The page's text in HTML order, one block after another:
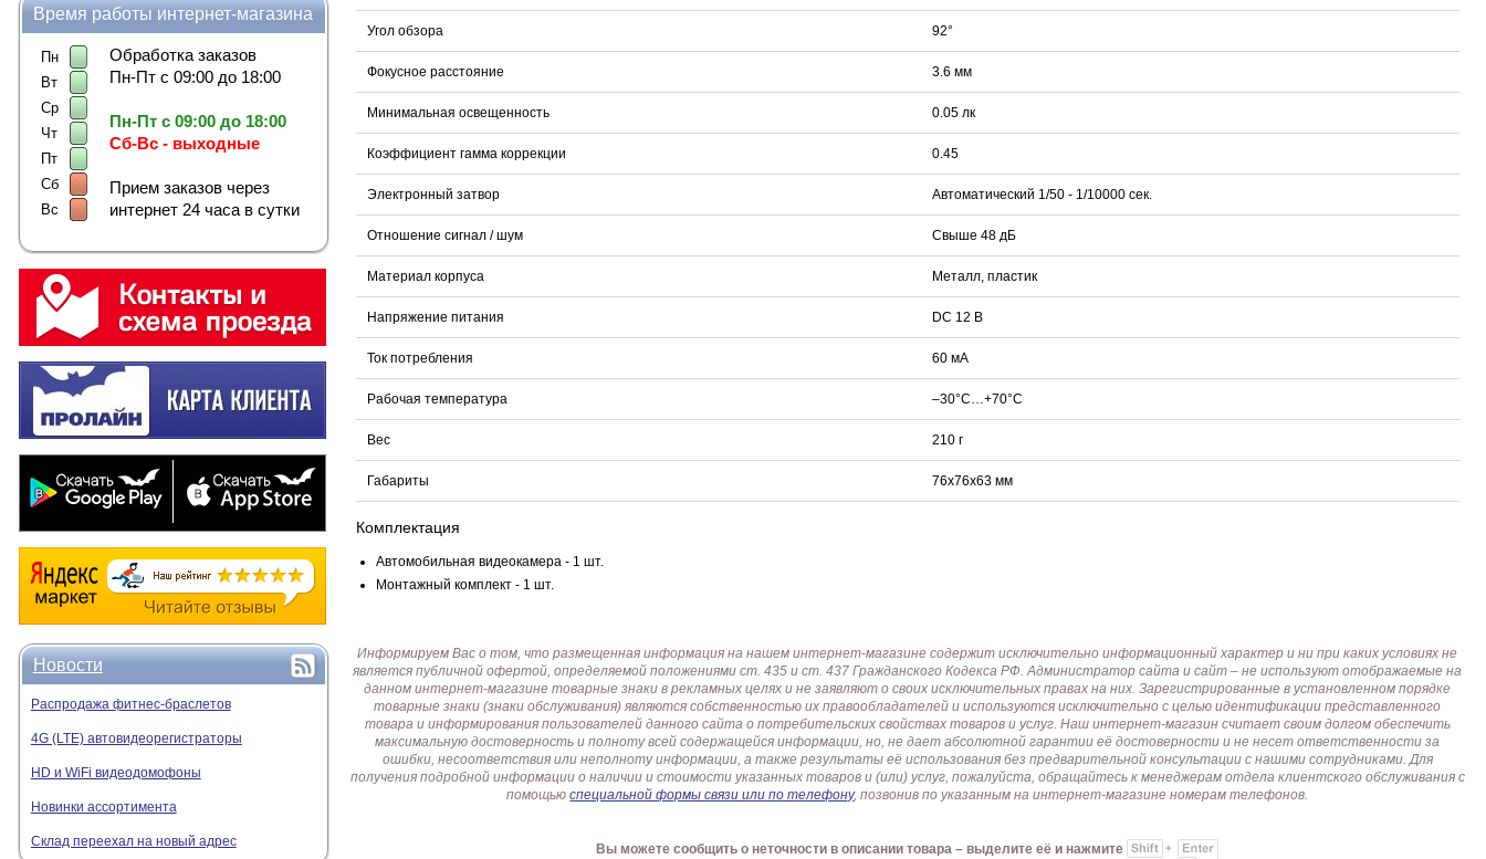
Время работы интернет-магазина
Пн
Вт
Ср
Чт
Пт
Сб
Вс
Обработка заказов
Пн-Пт с 09:00 до 18:00
Пн-Пт с 09:00 до 18:00
Сб-Вс - выходные
Прием заказов через
интернет 24 часа в сутки
Новости
Распродажа фитнес-браслетов
4G (LTE) автовидеорегистраторы
HD и WiFi видеодомофоны
Новинки ассортимента
Склад переехал на новый адрес
Угол обзора 92°
Фокусное расстояние 3.6 мм
Минимальная освещенность 0.05 лк
Коэффициент гамма коррекции 0.45
Электронный затвор Автоматический 1/50 - 1/10000 сек.
Отношение сигнал / шум Свыше 48 дБ
Материал корпуса Металл, пластик
Напряжение питания DC 12 В
Ток потребления 60 мА
Рабочая температура –30°C…+70°C
Вес 210 г
Габариты 76х76х63 мм
Комплектация
Автомобильная видеокамера - 1 шт.
Монтажный комплект - 1 шт.
Информируем Вас о том, что размещенная информация на нашем интернет-магазине содержит исключительно информационный характер и ни при каких условиях не
является публичной офертой, определяемой положениями ст. 435 и ст. 437 Гражданского Кодекса РФ. Администратор сайта и сайт – не используют отображаемые на
данном интернет-магазине товарные знаки в рекламных целях и не заявляют о своих исключительных правах на них. Зарегистрированные в установленном порядке
товарные знаки (знаки обслуживания) являются собственностью их правообладателей и используются исключительно с целью идентификации представленного
товара и информирования пользователей данного сайта о потребительских свойствах товаров и услуг. Наш интернет-магазин считает своим долгом обеспечить
максимальную достоверность и полноту всей содержащейся информации, но, не дает абсолютной гарантии её достоверности и не несет ответственности за
ошибки, несоответствия или неполноту информации, а также результаты её использования без предварительной консультации с нашими сотрудниками. Для
получения подробной информации о наличии и стоимости указанных товаров и (или) услуг, пожалуйста, обращайтесь к менеджерам отдела клиентского обслуживания с
помощьюспециальной формы связи или по телефону, позвонив по указанным на интернет-магазине номерам телефонов.
Вы можете сообщить о неточности в описании товара – выделите её и нажмите